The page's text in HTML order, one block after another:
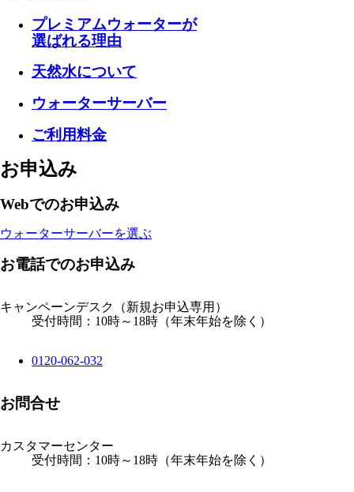
プレミアムウォーターが
選ばれる理由
天然水について
ウォーターサーバー
ご利用料金
お申込み
Webでのお申込み
ウォーターサーバーを選ぶ
お電話でのお申込み
キャンペーンデスク
（新規お申込専用）
受付時間：10時～18時（年末年始を除く）
0120-062-032
お問合せ
カスタマーセンター
受付時間：10時～18時（年末年始を除く）